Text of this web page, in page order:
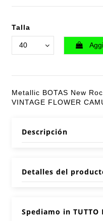
Talla
Metallic BOTAS New
VINTAGE FLOWER
Descripción
Detalles del
Spediamo in TUTTO